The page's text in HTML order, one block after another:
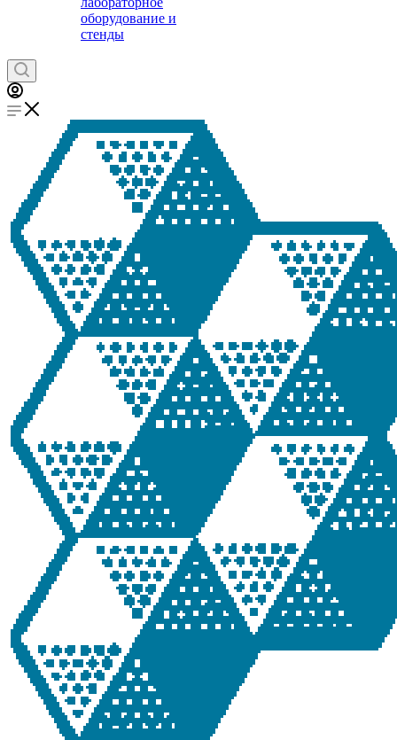
оборудование и
стенды